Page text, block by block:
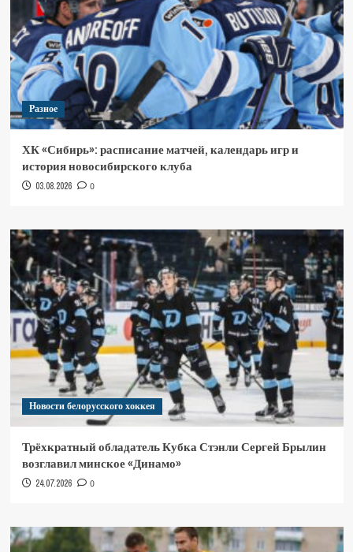
Разное
ХК «Сибирь»: расписание матчей, календарь игр и
история новосибирского клуба
03.08.2026 0
Новости белорусского хоккея
Трёхкратный обладатель Кубка Стэнли Сергей Брылин
возглавил минское «Динамо»
24.07.2026 0